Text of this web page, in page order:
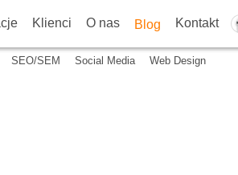
Klienci O nas Blog Kontakt
SEO/SEM Social Media Web Design